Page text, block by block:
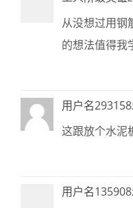
从没想过用钢
的想法值得我
用户名293158
这跟放个水泥
用户名135908